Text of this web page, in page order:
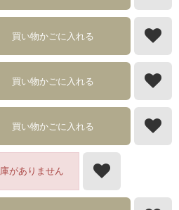
買い物かごに入れる
買い物かごに入れる
買い物かごに入れる
がありません